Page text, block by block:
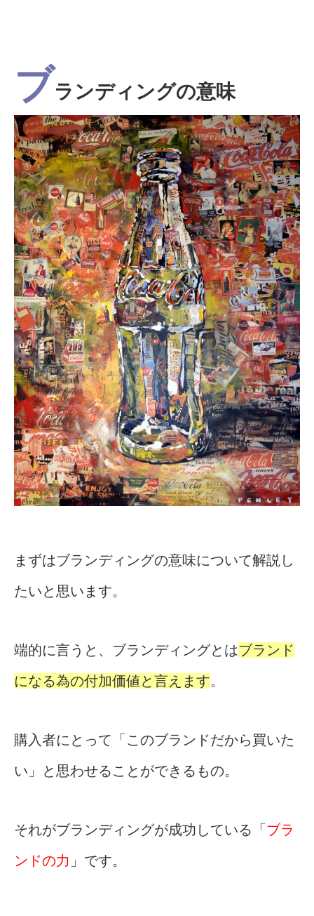
ブランディングの意味
まずはブランディングの意味について解説し
たいと思います。
端的に言うと、ブランディングとはブランド
になる為の付加価値と言えます。
購入者にとって「このブランドだから買いた
い」と思わせることができるもの。
それがブランディングが成功している「 ブラ
ンドの力 」です。